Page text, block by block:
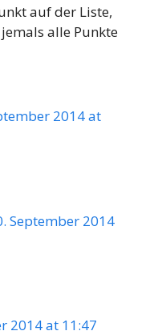
auf der Liste,
alle Punkte
2014 at
September 2014
2014 at 11:47